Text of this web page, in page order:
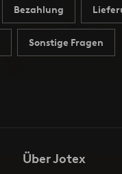
Bezahlung
Sonstige Fragen
Über Jotex